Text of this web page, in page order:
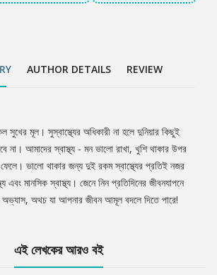
AUTHOR DETAILS REVIEW
মূল। সুস্বাস্থ্যের অধিকারী না হলে দুনিয়ার কিছুই
না। আমাদের স্বাস্থ্য - মন ভালো রাখা, খুশি থাকার উপর
ভালো থাকার জন্য দুই রকম স্বাস্থ্যের প্রতিই নজর
এবং মানসিক স্বাস্থ্য। জেনে নিন প্রতিদিনের জীবনযাপনে
অথচ যা আপনার জীবন আমূল বদলে দিতে পারে!
এই লেখকের আরও বই